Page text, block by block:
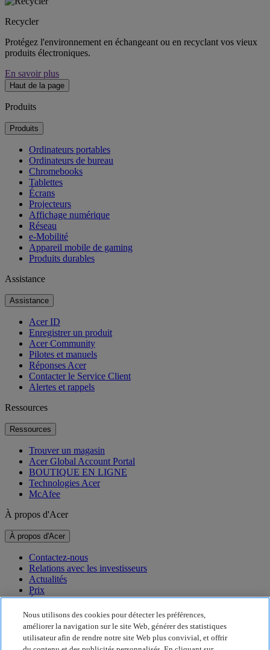
Recycler
Protégez l'environnement en échangeant ou en recyclant vos vieux
produits électroniques.
En savoir plus
Haut de la page
Produits
Produits
Ordinateurs portables
Ordinateurs de bureau
Chromebooks
Tablettes
Écrans
Projecteurs
Affichage numérique
Réseau
e-Mobilité
Appareil mobile de gaming
Produits durables
Assistance
Assistance
Acer ID
Enregistrer un produit
Acer Community
Pilotes et manuels
Réponses Acer
Contacter le Service Client
Alertes et rappels
Ressources
Ressources
Trouver un magasin
Acer Global Account Portal
BOUTIQUE EN LIGNE
Technologies Acer
McAfee
À propos d'Acer
À propos d'Acer
Contactez-nous
Relations avec les investisseurs
Actualités
Prix
Événements
Développement durable
Développement durable
Nous utilisons des cookies pour détecter les préférences,
améliorer la navigation sur le site Web, générer des statistiques
utilisateur afin de rendre notre site Web plus convivial, et offrir